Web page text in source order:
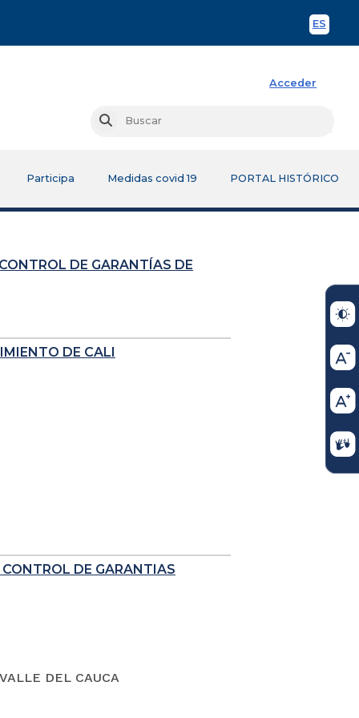
ES
Acceder
Buscar
Participa Medidas covid 19 PORTAL HISTÓRICO
DE GARANTÍAS DE
DE CALI
DE GARANTIAS
DEL CAUCA